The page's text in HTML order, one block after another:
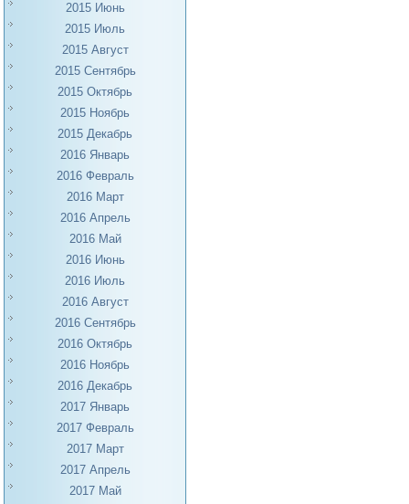
2015 Июнь
2015 Июль
2015 Август
2015 Сентябрь
2015 Октябрь
2015 Ноябрь
2015 Декабрь
2016 Январь
2016 Февраль
2016 Март
2016 Апрель
2016 Май
2016 Июнь
2016 Июль
2016 Август
2016 Сентябрь
2016 Октябрь
2016 Ноябрь
2016 Декабрь
2017 Январь
2017 Февраль
2017 Март
2017 Апрель
2017 Май